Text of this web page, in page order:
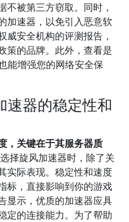
不被第三方窃取。同时，
加速器，以免引入恶意软
威安全机构的评测报告，
策的品牌。此外，查看是
能增强您的网络安全保
速器的稳定性和
，关键在于其服务器质
择旋风加速器时，除了关
实际表现。稳定性和速度
标，直接影响到你的游戏
显示，优质的加速器应具
定的连接能力。为了帮助